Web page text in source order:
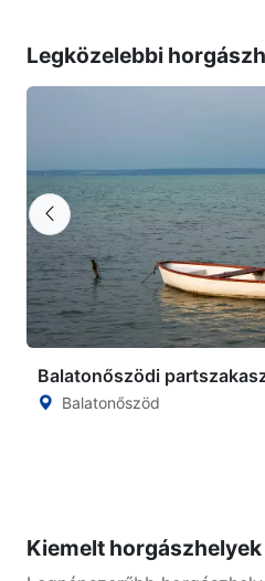
Legközelebbi
Balatonőszödi
Balatonőszöd
Kiemelt horgászhelyek